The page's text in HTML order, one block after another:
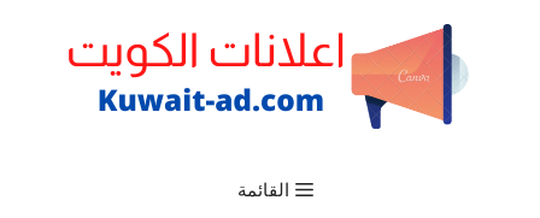
القائمة